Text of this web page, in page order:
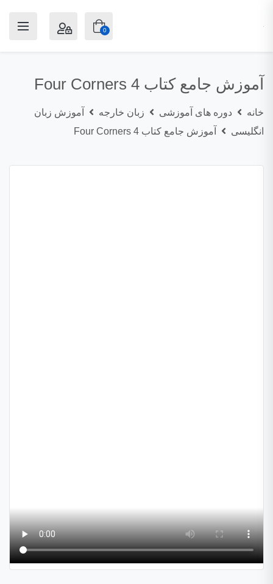
0
آموزش جامع کتاب Four Corners 4
خانه دوره های آموزشی زبان خارجه
آموزش زبان
انگلیسی
آموزش جامع کتاب Four Corners 4